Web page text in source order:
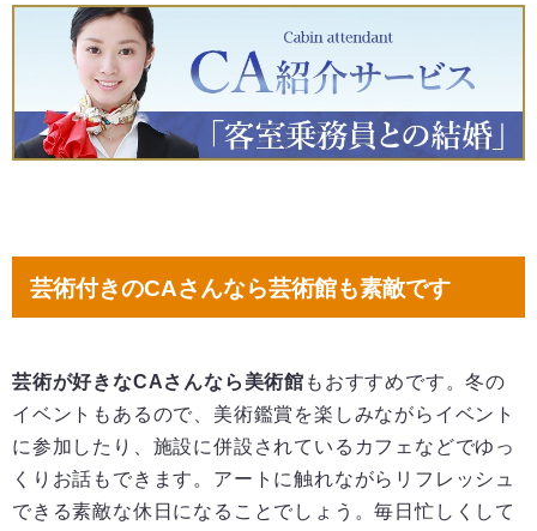
芸術付きのCAさんなら芸術館も素敵です
芸術が好きなCAさんなら美術館 もおすすめです。冬の
イベントもあるので、美術鑑賞を楽しみながらイベント
に参加したり、施設に併設されているカフェなどでゆっ
くりお話もできます。アートに触れながらリフレッシュ
できる素敵な休日になることでしょう。毎日忙しくして